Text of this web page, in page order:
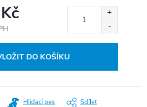
DO KOŠÍKU
Hlídací pes Sdílet